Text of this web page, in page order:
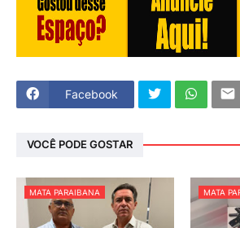
Facebook
VOCÊ PODE GOSTAR
MATA PARAIBANA MATA